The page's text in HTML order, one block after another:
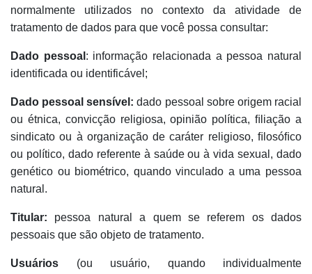
normalmente utilizados no contexto da atividade de
tratamento de dados para que você possa consultar:
Dado pessoal : informação relacionada a pessoa natural
identificada ou identificável;
Dado pessoal sensível: dado pessoal sobre origem racial
ou étnica, convicção religiosa, opinião política, ﬁliação a
sindicato ou à organização de caráter religioso, ﬁlosóﬁco
ou político, dado referente à saúde ou à vida sexual, dado
genético ou biométrico, quando vinculado a uma pessoa
natural.
Titular: pessoa natural a quem se referem os dados
pessoais que são objeto de tratamento.
Usuários (ou usuário, quando individualmente